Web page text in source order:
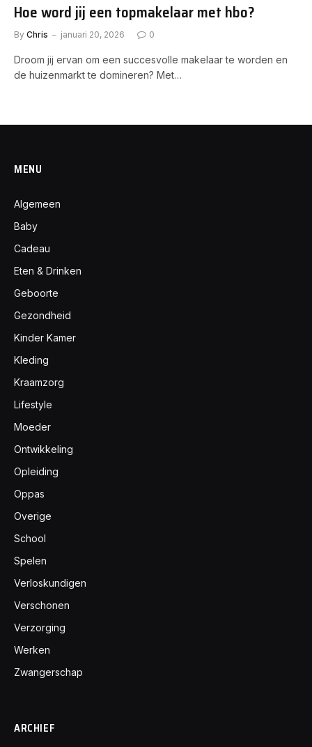
Hoe word jij een topmakelaar met hbo?
By Chris januari 20, 2026 0
Droom jij ervan om een succesvolle makelaar te worden en
de huizenmarkt te domineren? Met…
MENU
Algemeen
Baby
Cadeau
Eten & Drinken
Geboorte
Gezondheid
Kinder Kamer
Kleding
Kraamzorg
Lifestyle
Moeder
Ontwikkeling
Opleiding
Oppas
Overige
School
Spelen
Verloskundigen
Verschonen
Verzorging
Werken
Zwangerschap
ARCHIEF